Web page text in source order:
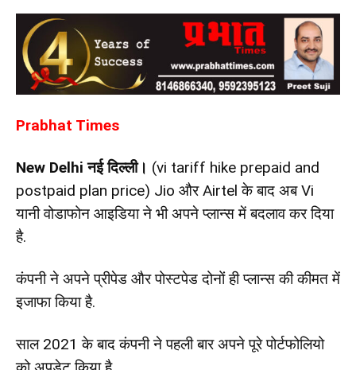
Prabhat Times
New Delhiनई दिल्ली। (vi tariff hike prepaid and
postpaid plan price) Jio और Airtel के बाद अब Vi
यानी वोडाफोन आइडिया ने भी अपने प्लान्स में बदलाव कर दिया
है.
कंपनी ने अपने प्रीपेड और पोस्टपेड दोनों ही प्लान्स की कीमत में
इजाफा किया है.
साल 2021 के बाद कंपनी ने पहली बार अपने पूरे पोर्टफोलियो